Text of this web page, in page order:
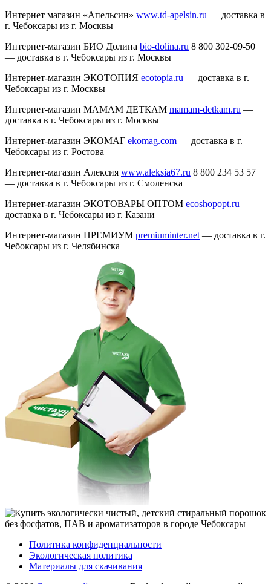
Интернет магазин «Апельсин» www.td-apelsin.ru — доставка в
г. Чебоксары из г. Москвы
Интернет-магазин БИО Долина bio-dolina.ru 8 800 302-09-50
— доставка в г. Чебоксары из г. Москвы
Интернет-магазин ЭКОТОПИЯ ecotopia.ru — доставка в г.
Чебоксары из г. Москвы
Интернет-магазин МАМАМ ДЕТКАМ mamam-detkam.ru —
доставка в г. Чебоксары из г. Москвы
Интернет-магазин ЭКОМАГ ekomag.com — доставка в г.
Чебоксары из г. Ростова
Интернет-магазин Алексия www.aleksia67.ru 8 800 234 53 57
— доставка в г. Чебоксары из г. Смоленска
Интернет-магазин ЭКОТОВАРЫ ОПТОМ ecoshopopt.ru —
доставка в г. Чебоксары из г. Казани
Интернет-магазин ПРЕМИУМ premiuminter.net — доставка в г.
Чебоксары из г. Челябинска
Политика конфиденциальности
Экологическая политика
Материалы для скачивания